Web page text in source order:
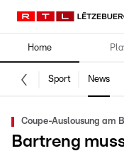
Home
Sport News
Coupe-Auslousung am
Bartreng